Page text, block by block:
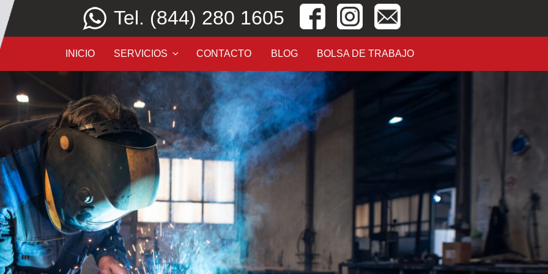
Tel. (844) 280 1605
INICIO SERVICIOS CONTACTO BLOG BOLSA DE TRABAJO